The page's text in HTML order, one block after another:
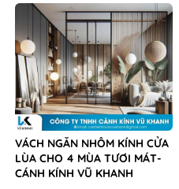
VÁCH NGĂN NHÔM KÍNH CỬA
LÙA CHO 4 MÙA TƯƠI MÁT-
CÁNH KÍNH VŨ KHANH